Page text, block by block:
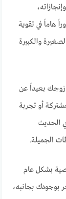
هاماً في تقوية
والكبيرة
بعيداً عن
أو تجربة
الحديث
الجميلة.
بشكل عام
بوجودك بجانبه،